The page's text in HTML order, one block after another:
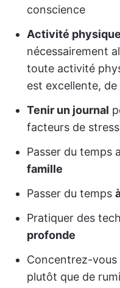
conscience
Activité physique
nécessairement
toute activité
est excellente,
Tenir un journal
facteurs de stress
Passer du temps
famille
Passer du temps
Pratiquer des
profonde
Concentrez-vous
plutôt que de